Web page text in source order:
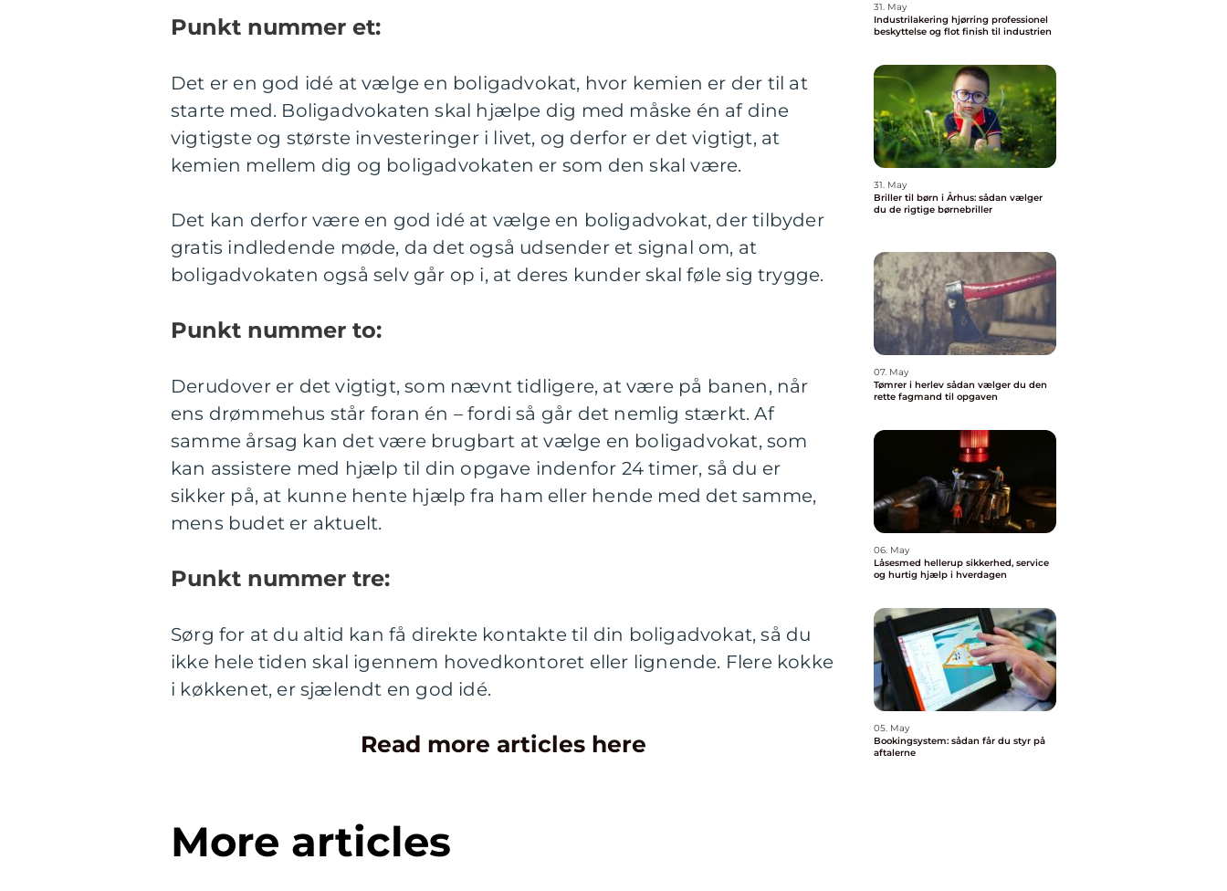
Punkt nummer et:
Det er en god idé at vælge en boligadvokat, hvor kemien er der til at
starte med. Boligadvokaten skal hjælpe dig med måske én af dine
vigtigste og største investeringer i livet, og derfor er det vigtigt, at
kemien mellem dig og boligadvokaten er som den skal være.
Det kan derfor være en god idé at vælge en boligadvokat, der tilbyder
gratis indledende møde, da det også udsender et signal om, at
boligadvokaten også selv går op i, at deres kunder skal føle sig trygge.
Punkt nummer to:
Derudover er det vigtigt, som nævnt tidligere, at være på banen, når
ens drømmehus står foran én – fordi så går det nemlig stærkt. Af
samme årsag kan det være brugbart at vælge en boligadvokat, som
kan assistere med hjælp til din opgave indenfor 24 timer, så du er
sikker på, at kunne hente hjælp fra ham eller hende med det samme,
mens budet er aktuelt.
Punkt nummer tre:
Sørg for at du altid kan få direkte kontakte til din boligadvokat, så du
ikke hele tiden skal igennem hovedkontoret eller lignende. Flere kokke
i køkkenet, er sjælendt en god idé.
Read more articles here
More articles
31. May
Industrilakering hjørring professionel
beskyttelse og flot finish til industrien
31. May
Briller til børn i Århus: sådan vælger
du de rigtige børnebriller
07. May
Tømrer i herlev sådan vælger du den
rette fagmand til opgaven
06. May
Låsesmed hellerup sikkerhed, service
og hurtig hjælp i hverdagen
05. May
Bookingsystem: sådan får du styr på
aftalerne